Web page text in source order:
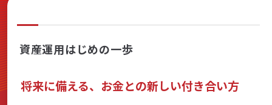
岡三にいがたと始める
資産運用はじめの一歩
将来に備える、お金との新しい付き合い方